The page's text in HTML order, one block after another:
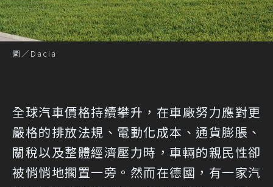
圖／Dacia
全球汽車價格持續攀升，在車廠努力應對更
嚴格的排放法規、電動化成本、通貨膨脹、
關稅以及整體經濟壓力時，車輛的親民性卻
被悄悄地擱置一旁。然而在德國，有一家汽